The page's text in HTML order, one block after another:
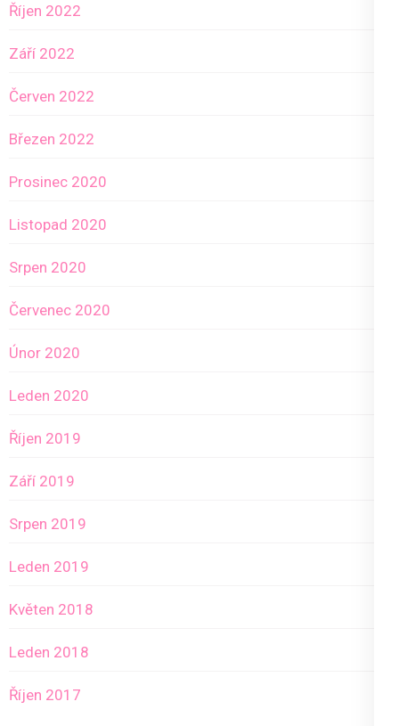
Říjen 2022
Září 2022
Červen 2022
Březen 2022
Prosinec 2020
Listopad 2020
Srpen 2020
Červenec 2020
Únor 2020
Leden 2020
Říjen 2019
Září 2019
Srpen 2019
Leden 2019
Květen 2018
Leden 2018
Říjen 2017